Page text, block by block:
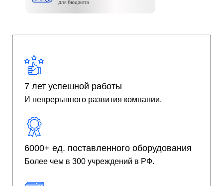
7 лет успешной работы
И непрерывного развития компании.
6000+ ед. поставленного оборудования
Более чем в 300 учреждений в РФ.